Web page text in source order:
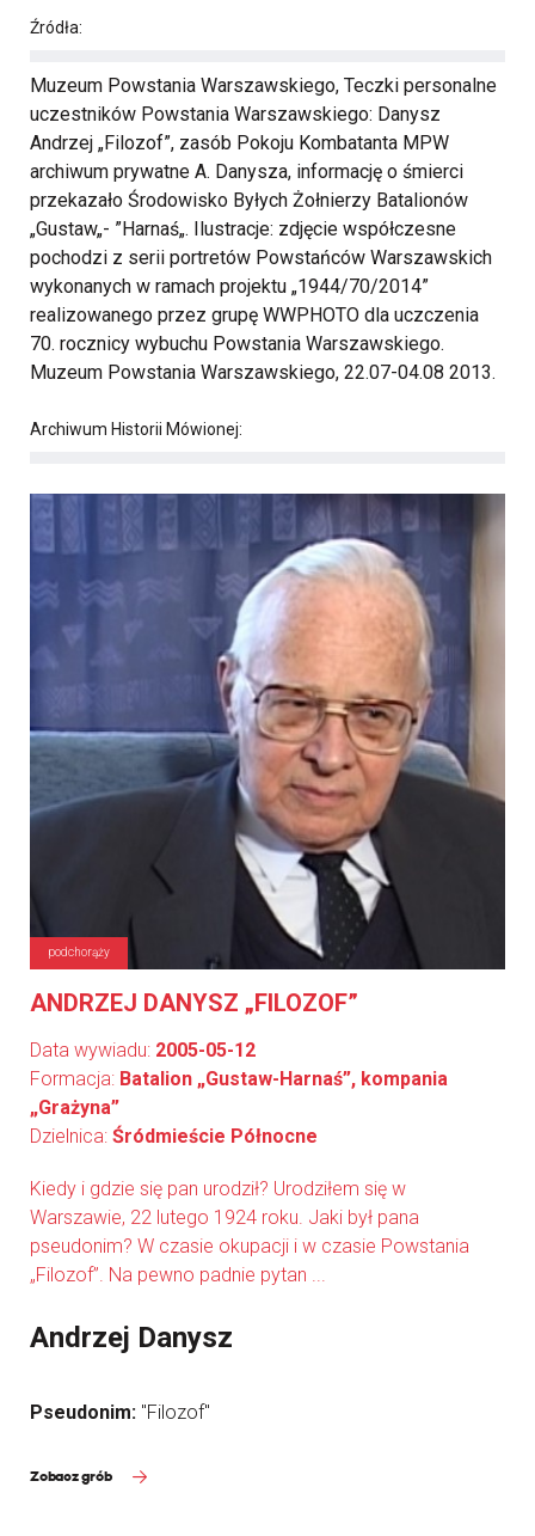
Źródła:
Muzeum Powstania Warszawskiego, Teczki personalne
uczestników Powstania Warszawskiego: Danysz
Andrzej „Filozof”, zasób Pokoju Kombatanta MPW
archiwum prywatne A. Danysza, informację o śmierci
przekazało Środowisko Byłych Żołnierzy Batalionów
„Gustaw„- ”Harnaś„. Ilustracje: zdjęcie współczesne
pochodzi z serii portretów Powstańców Warszawskich
wykonanych w ramach projektu „1944/70/2014”
realizowanego przez grupę WWPHOTO dla uczczenia
70. rocznicy wybuchu Powstania Warszawskiego.
Muzeum Powstania Warszawskiego, 22.07-04.08 2013.
Archiwum Historii Mówionej:
podchorąży
ANDRZEJ DANYSZ „FILOZOF”
Data wywiadu: 2005-05-12
Formacja: Batalion „Gustaw-Harnaś”, kompania
„Grażyna”
Dzielnica: Śródmieście Północne
Kiedy i gdzie się pan urodził? Urodziłem się w
Warszawie, 22 lutego 1924 roku. Jaki był pana
pseudonim? W czasie okupacji i w czasie Powstania
„Filozof”. Na pewno padnie pytan ...
Andrzej Danysz
Pseudonim: "Filozof"
Zobacz grób